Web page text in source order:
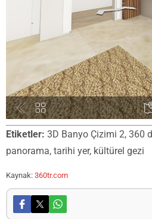
Etiketler: 3D Banyo Çizimi 2, 360
panorama, tarihi yer, kültürel gezi
Kaynak: 360tr.com